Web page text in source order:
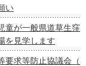
い
童が一般県道草生窪
を見学します
要求等防止協議会（